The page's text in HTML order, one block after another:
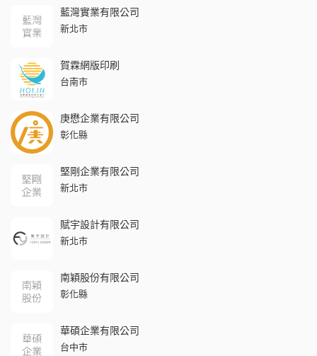
藍灣實業有限公司
新北市
賀霖網版印刷
台南市
庚懋企業有限公司
彰化縣
堅剛企業有限公司
新北市
賦宇設計有限公司
新北市
南穎股份有限公司
彰化縣
華碩企業有限公司
台中市